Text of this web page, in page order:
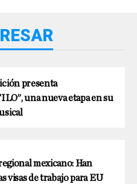
presenta
una nueva etapa en su
mexicano: Han
visas de trabajo para EU